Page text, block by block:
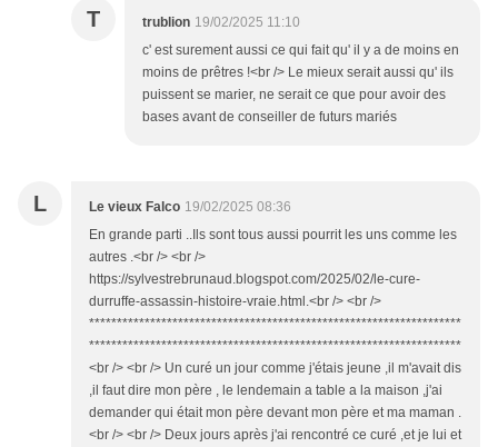
T trublion 19/02/2025 11:10
c' est surement aussi ce qui fait qu' il y a de moins en
moins de prêtres !<br /> Le mieux serait aussi qu' ils
puissent se marier, ne serait ce que pour avoir des
bases avant de conseiller de futurs mariés
L Le vieux Falco 19/02/2025 08:36
En grande parti ..Ils sont tous aussi pourrit les uns comme les
autres .<br /> <br />
https://sylvestrebrunaud.blogspot.com/2025/02/le-cure-
durruffe-assassin-histoire-vraie.html.<br /> <br />
*******************************************************************
*******************************************************************
<br /> <br /> Un curé un jour comme j'étais jeune ,il m'avait dis
,il faut dire mon père , le lendemain a table a la maison ,j'ai
demander qui était mon père devant mon père et ma maman .
<br /> <br /> Deux jours après j'ai rencontré ce curé ,et je lui et